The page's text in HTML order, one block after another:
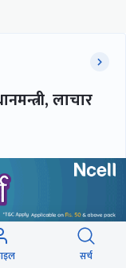
लाचार
ऐनको
सक्दैन’
सर्च